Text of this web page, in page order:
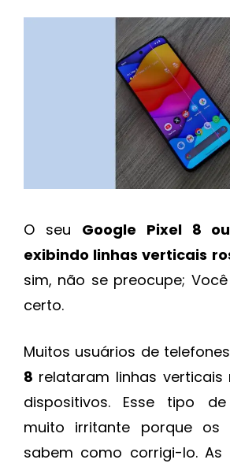
O seu Google Pixel 8
exibindo linhas verticais
sim, não se preocupe;
certo.
Muitos usuários de telefones
8 relataram linhas verticais
dispositivos. Esse tipo
muito irritante porque os
sabem como corrigi-lo. As